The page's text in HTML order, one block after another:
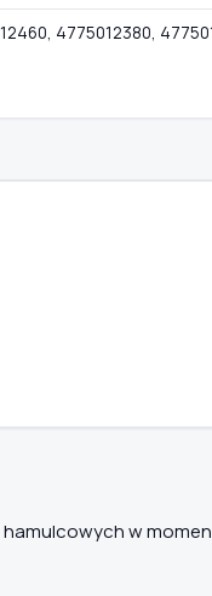
4775012380,
w